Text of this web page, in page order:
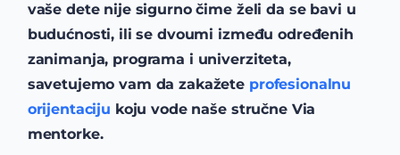
vaše dete nije sigurno čime želi da se bavi u
budućnosti, ili se dvoumi između određenih
zanimanja, programa i univerziteta,
savetujemo vam da zakažete profesionalnu
orijentaciju koju vode naše stručne Via
mentorke.